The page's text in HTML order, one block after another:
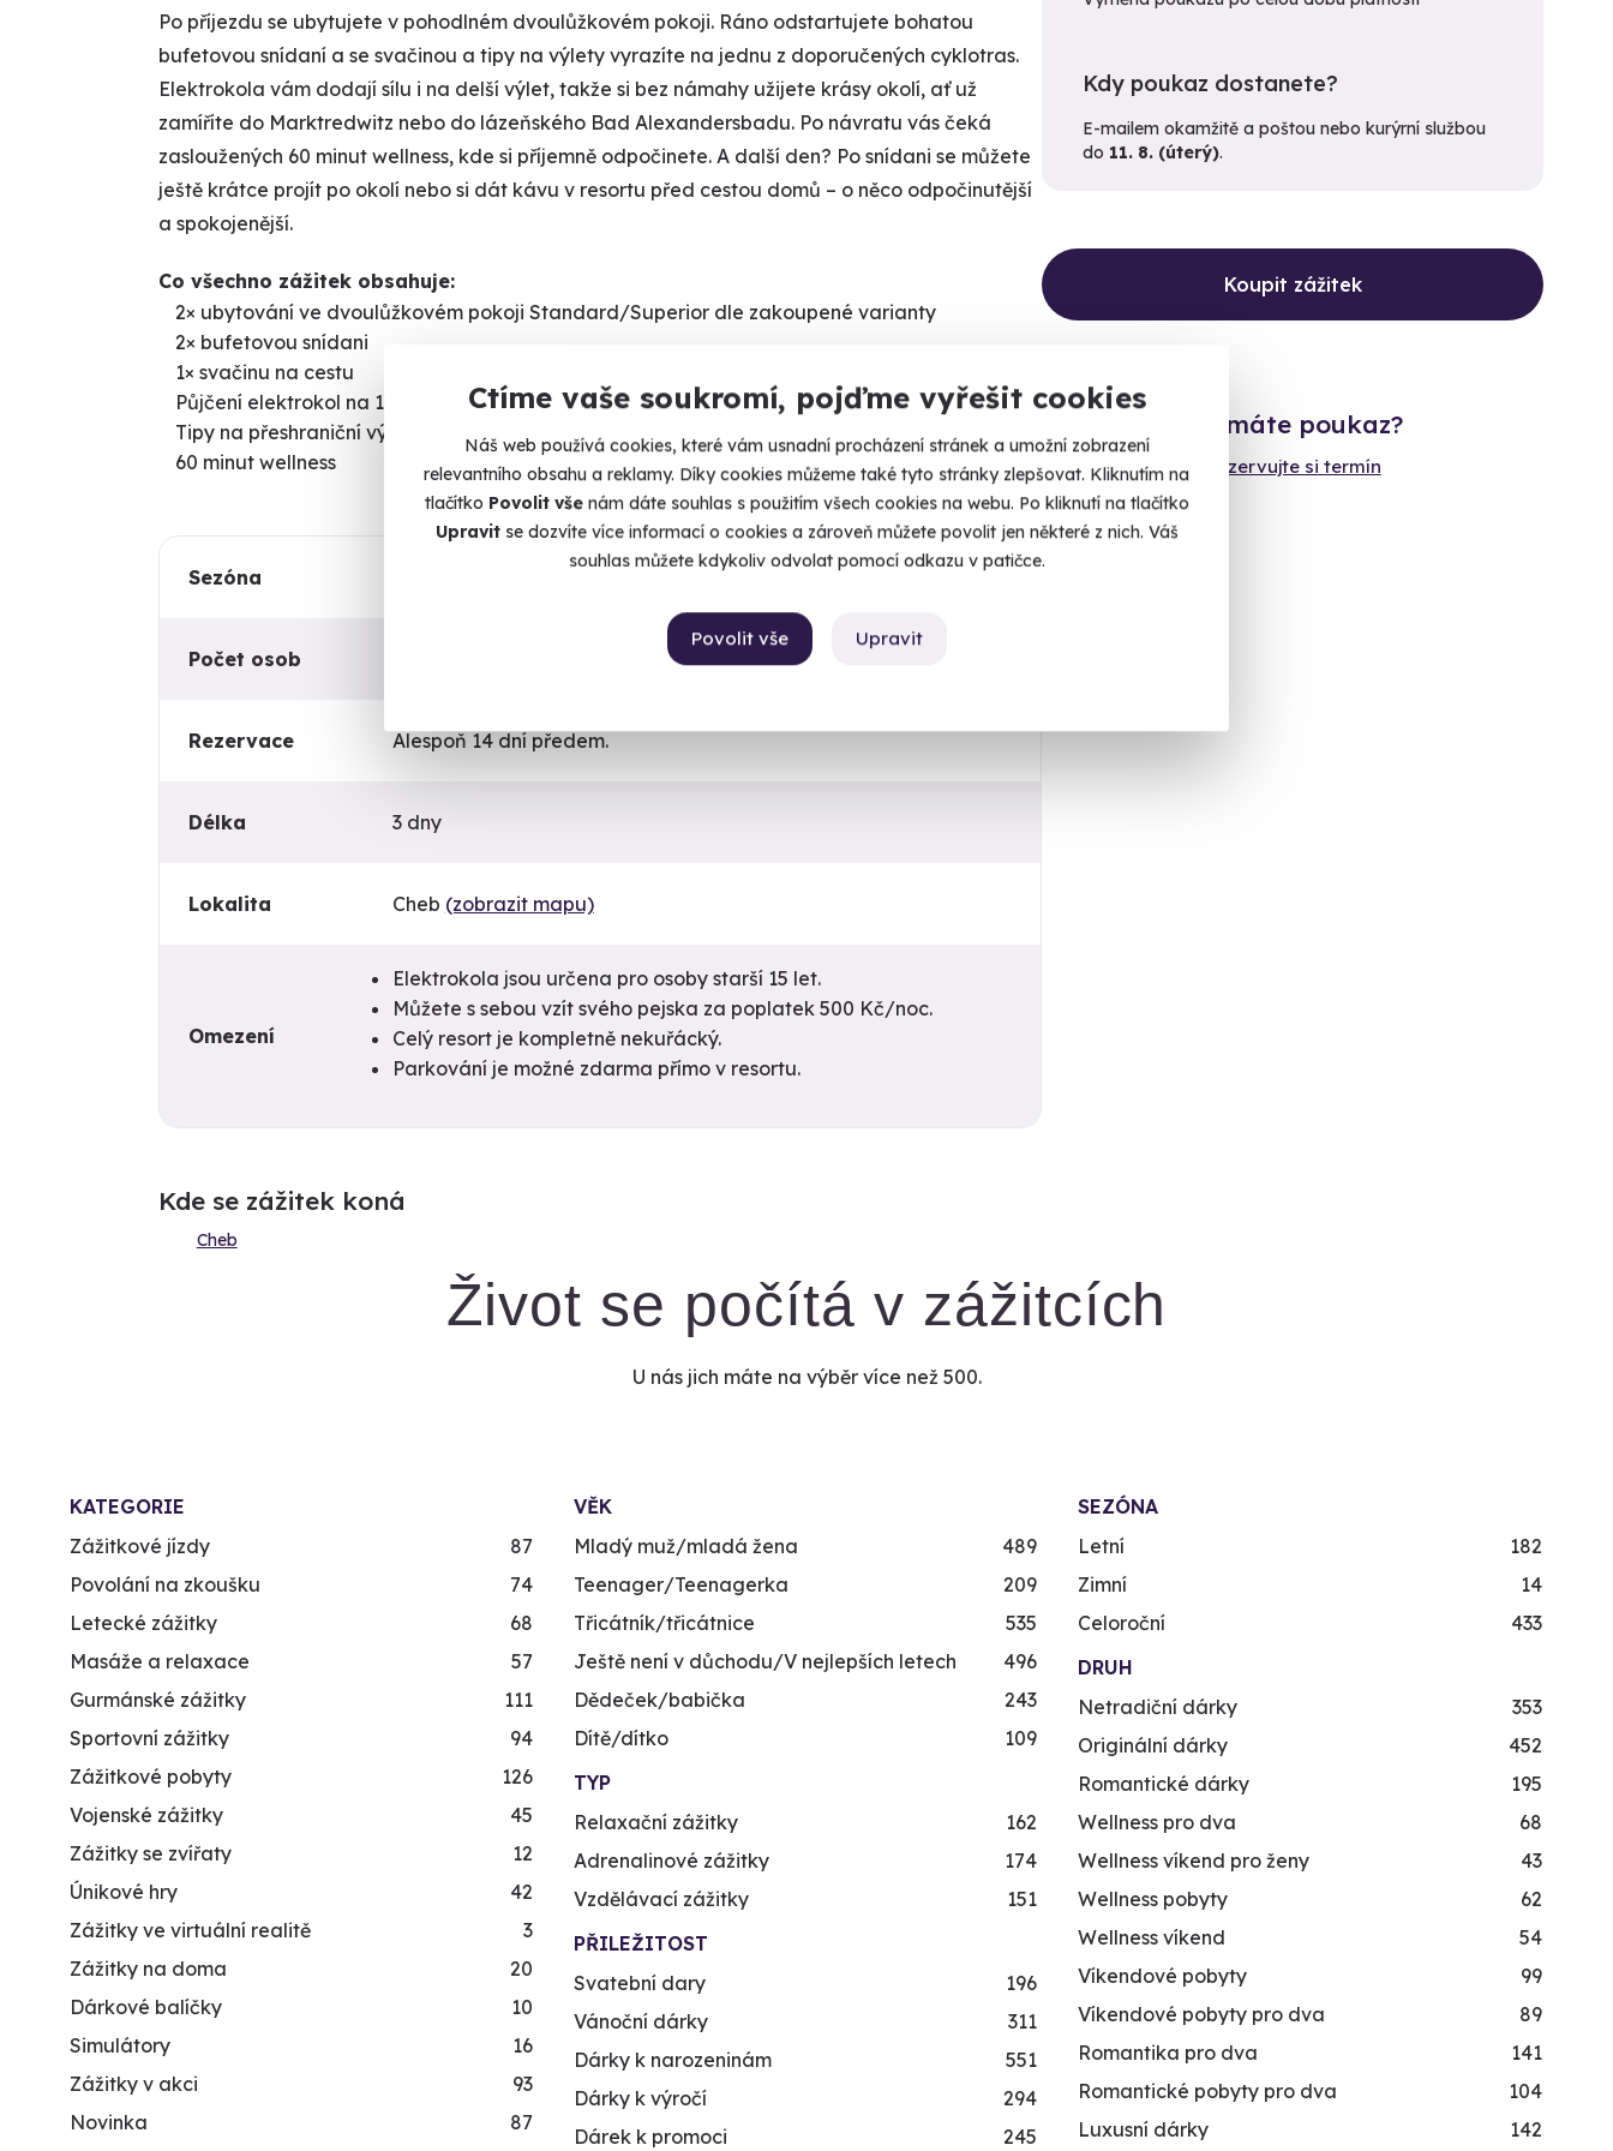
Ctíme vaše soukromí, pojďme vyřešit cookies
Náš web používá cookies, které vám usnadní procházení stránek a umožní zobrazení
relevantního obsahu a reklamy. Díky cookies můžeme také tyto stránky zlepšovat. Kliknutím na
tlačítko Povolit vše nám dáte souhlas s použitím všech cookies na webu. Po kliknutí na tlačítko
Upravitse dozvíte více informací o cookies a zároveň můžete povolit jen některé z nich. Váš
souhlas můžete kdykoliv odvolat pomocí odkazu v patičce.
Upravit
Povolit vše
Kdy poukaz dostanete?
E-mailem okamžitě a poštou nebo kurýrní službou
do 11. 8. (úterý).
Koupit zážitek
Již máte poukaz?
Rezervujte si termín
Po příjezdu se ubytujete v pohodlném dvoulůžkovém pokoji. Ráno odstartujete bohatou
bufetovou snídaní a se svačinou a tipy na výlety vyrazíte na jednu z doporučených cyklotras.
Elektrokola vám dodají sílu i na delší výlet, takže si bez námahy užijete krásy okolí, ať už
zamíříte do Marktredwitz nebo do lázeňského Bad Alexandersbadu. Po návratu vás čeká
zasloužených 60 minut wellness, kde si příjemně odpočinete. A další den? Po snídani se můžete
ještě krátce projít po okolí nebo si dát kávu v resortu před cestou domů – o něco odpočinutější
a spokojenější.
Co všechno zážitek obsahuje:
2× ubytování ve dvoulůžkovém pokoji Standard/Superior dle zakoupené varianty
2× bufetovou snídani
1× svačinu na cestu
Půjčení elektrokol na 1 den
Tipy na přeshraniční výlety
60 minut wellness
Sezóna
Počet osob
Rezervace Alespoň 14 dní předem.
Délka 3 dny
Lokalita Cheb (zobrazit mapu)
Omezení
Elektrokola jsou určena pro osoby starší 15 let.
Můžete s sebou vzít svého pejska za poplatek 500 Kč/noc.
Celý resort je kompletně nekuřácký.
Parkování je možné zdarma přímo v resortu.
Kde se zážitek koná
Cheb
Život se počítá v zážitcích
U nás jich máte na výběr více než 500.
KATEGORIE
Zážitkové jízdy
87
Povolání na zkoušku
74
Letecké zážitky
68
Masáže a relaxace
57
Gurmánské zážitky
111
Sportovní zážitky
94
Zážitkové pobyty
126
Vojenské zážitky
45
Zážitky se zvířaty
12
Únikové hry
42
Zážitky ve virtuální realitě
3
Zážitky na doma
20
Dárkové balíčky
10
Simulátory
16
Zážitky v akci
93
Novinka
87
VĚK
Mladý muž/mladá žena
489
Teenager/Teenagerka
209
Třicátník/třicátnice
535
Ještě není v důchodu/V nejlepších letech
496
Dědeček/babička
243
Dítě/dítko
109
TYP
Relaxační zážitky
162
Adrenalinové zážitky
174
Vzdělávací zážitky
151
PŘILEŽITOST
Svatební dary
196
Vánoční dárky
311
Dárky k narozeninám
551
Dárky k výročí
294
Dárek k promoci
245
SEZÓNA
Letní
182
Zimní
14
Celoroční
433
DRUH
Netradiční dárky
353
Originální dárky
452
Romantické dárky
195
Wellness pro dva
68
Wellness víkend pro ženy
43
Wellness pobyty
62
Wellness víkend
54
Víkendové pobyty
99
Víkendové pobyty pro dva
89
Romantika pro dva
141
Romantické pobyty pro dva
104
Luxusní dárky
142